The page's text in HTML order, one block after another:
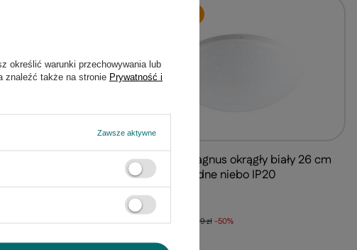
Plafon LED Magnus okrągły biały 26 cm
4000K gwiezdne niebo IP20
52,00 zł
Najniższa cena:
103,99 zł -50%
określić warunki przechowywania lub
znaleźć także na stronie Prywatność i
Zawsze aktywne